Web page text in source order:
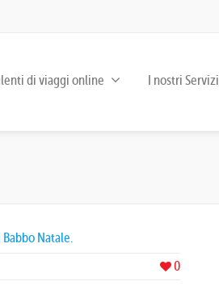
di viaggi online I nostri Servizi
Natale.
0